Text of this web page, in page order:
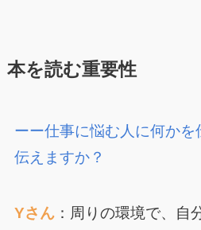
本を読む重要性
ーー仕事に悩む人に何かを
伝えますか？
Yさん：周りの環境で、自